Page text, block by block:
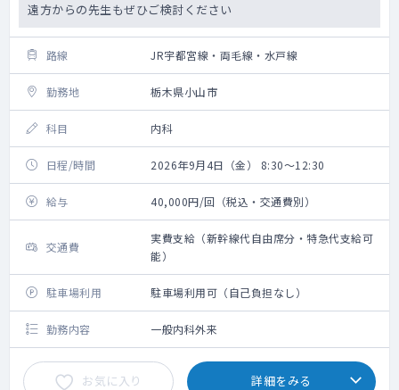
遠方からの先生もぜひご検討ください
路線 JR宇都宮線・両毛線・水戸線
勤務地 栃木県小山市
科目 内科
日程/時間 2026年9月4日（金） 8:30～12:30
給与 40,000円/回（税込・交通費別）
交通費
実費支給（新幹線代自由席分・特急代支給可
能）
駐車場利用 駐車場利用可（自己負担なし）
勤務内容 一般内科外来
お気に入り 詳細をみる